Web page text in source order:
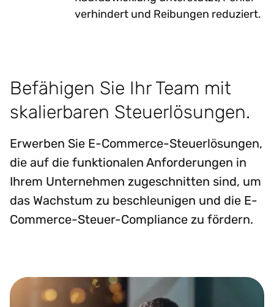
verhindert und Reibungen reduziert.
Befähigen Sie Ihr Team mit
skalierbaren Steuerlösungen.
Erwerben Sie E-Commerce-Steuerlösungen,
die auf die funktionalen Anforderungen in
Ihrem Unternehmen zugeschnitten sind, um
das Wachstum zu beschleunigen und die E-
Commerce-Steuer-Compliance zu fördern.